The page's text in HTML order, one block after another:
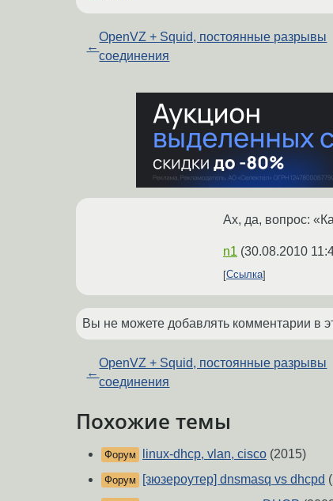
←
OpenVZ + Squid, постоянные разрывы
соединения
Ах, да, вопрос:
n1 (30.08.2010
Ссылка
Вы не можете добавлять комментарии в
←
OpenVZ + Squid, постоянные разрывы
соединения
Похожие темы
Форум linux-dhcp, vlan, cisco (2015)
Форум [зюзероутер] dnsmasq vs dhcpd